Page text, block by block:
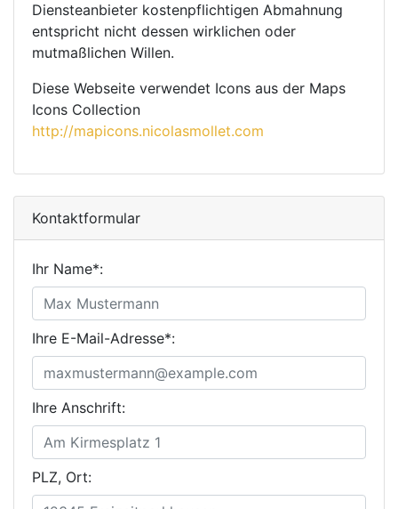
Diensteanbieter kostenpflichtigen Abmahnung
entspricht nicht dessen wirklichen oder
mutmaßlichen Willen.
Diese Webseite verwendet Icons aus der Maps
Icons Collection
http://mapicons.nicolasmollet.com
Kontaktformular
Ihr Name*:
Ihre E-Mail-Adresse*:
Ihre Anschrift:
PLZ, Ort: